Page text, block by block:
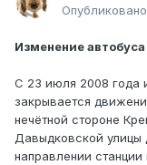
Опубликовано
Изменение автобуса
С 23 июля 2008 года
закрывается
нечётной стороне
Давыдковской улицы
направлении